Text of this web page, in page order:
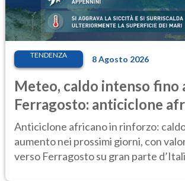
TENDENZA 8 Agosto 2026
Meteo, caldo intenso fino
Ferragosto: anticiclone
ancora protagonista
Anticiclone africano in rinforzo:
aumento nei prossimi giorni, con
verso Ferragosto su gran parte